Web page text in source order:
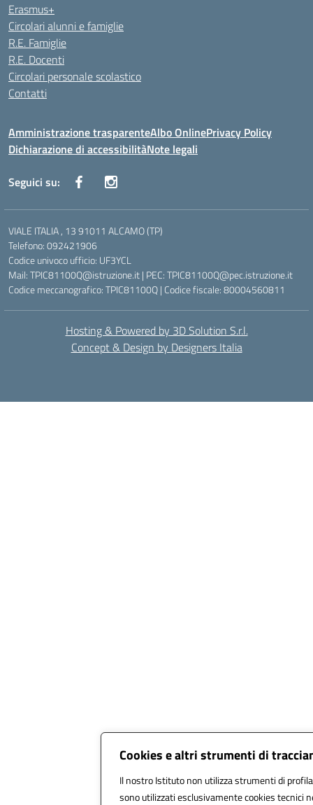
Cookies e altri strumenti di
Il nostro Istituto non utilizza strumenti di
sono utilizzati esclusivamente cookies tecnici
Erasmus+
Circolari alunni e famiglie
R.E. Famiglie
R.E. Docenti
Circolari personale scolastico
Contatti
Amministrazione trasparenteAlbo OnlinePrivacy Policy
Dichiarazione di accessibilitàNote legali
Seguici su:
VIALE ITALIA , 13 91011 ALCAMO (TP)
Telefono: 092421906
Codice univoco ufficio: UF3YCL
Mail: TPIC81100Q@istruzione.it | PEC: TPIC81100Q@pec.istruzione.it
Codice meccanografico: TPIC81100Q | Codice fiscale: 80004560811
Hosting & Powered by 3D Solution S.r.l.
Concept & Design by Designers Italia